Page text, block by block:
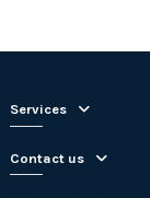
Services
Contact us